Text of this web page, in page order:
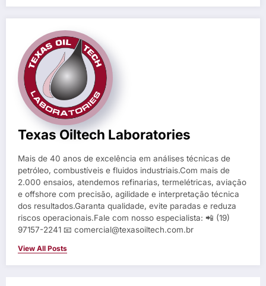
Texas Oiltech Laboratories
Mais de 40 anos de excelência em análises técnicas de
petróleo, combustíveis e fluidos industriais.Com mais de
2.000 ensaios, atendemos refinarias, termelétricas, aviação
e offshore com precisão, agilidade e interpretação técnica
dos resultados.Garanta qualidade, evite paradas e reduza
riscos operacionais.Fale com nosso especialista: 📲 (19)
97157-2241 📧 comercial@texasoiltech.com.br
View All Posts